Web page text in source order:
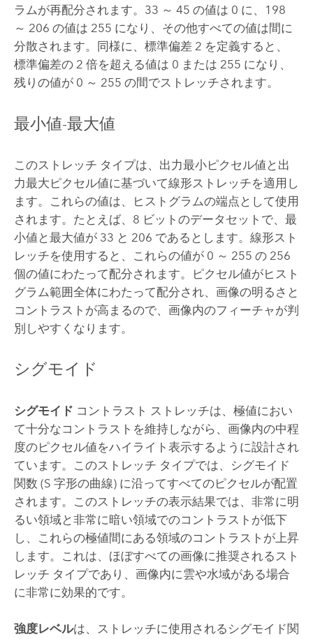
ラムが再配分されます。33 ～ 45 の値は 0 に、198
～ 206 の値は 255 になり、その他すべての値は間に
分散されます。同様に、標準偏差 2 を定義すると、
標準偏差の 2 倍を超える値は 0 または 255 になり、
残りの値が 0 ～ 255 の間でストレッチされます。
最小値-最大値
このストレッチ タイプは、出力最小ピクセル値と出
力最大ピクセル値に基づいて線形ストレッチを適用し
ます。これらの値は、ヒストグラムの端点として使用
されます。たとえば、8 ビットのデータセットで、最
小値と最大値が 33 と 206 であるとします。線形スト
レッチを使用すると、これらの値が 0 ～ 255 の 256
個の値にわたって配分されます。ピクセル値がヒスト
グラム範囲全体にわたって配分され、画像の明るさと
コントラストが高まるので、画像内のフィーチャが判
別しやすくなります。
シグモイド
シグモイド コントラスト ストレッチは、極値におい
て十分なコントラストを維持しながら、画像内の中程
度のピクセル値をハイライト表示するように設計され
ています。このストレッチ タイプでは、シグモイド
関数 (S 字形の曲線) に沿ってすべてのピクセルが配置
されます。このストレッチの表示結果では、非常に明
るい領域と非常に暗い領域でのコントラストが低下
し、これらの極値間にある領域のコントラストが上昇
します。これは、ほぼすべての画像に推奨されるスト
レッチ タイプであり、画像内に雲や水域がある場合
に非常に効果的です。
強度レベルは、ストレッチに使用されるシグモイド関